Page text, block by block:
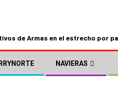
de Armas en el estrecho por
NAVIERAS